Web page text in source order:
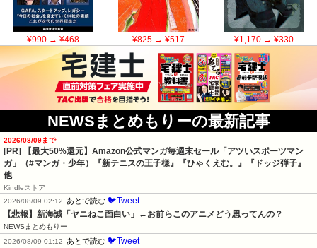
¥990→ ¥468 ¥825→ ¥517 ¥1,170→ ¥330
NEWSまとめもりーの最新記事
2026/08/09まで
[PR]
【最大50%還元】Amazon公式マンガ毎週末セール「アツいスポーツマン
ガ」（#マンガ・少年）『新テニスの王子様』『ひゃくえむ。』『ドッジ弾子』
他
Kindleストア
2026/08/09 02:12
あとで読む 🐦Tweet
【悲報】新海誠「ヤニねこ面白い」←お前らこのアニメどう思ってんの？
NEWSまとめもりー
2026/08/09 01:12
あとで読む 🐦Tweet